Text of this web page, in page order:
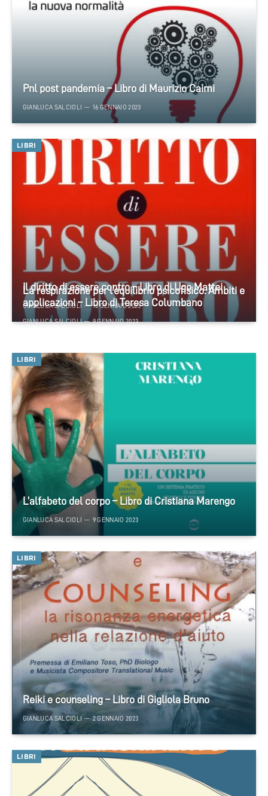
Pnl post pandemia – Libro di Maurizio Caimi
GIANLUCA SALCIOLI 16 GENNAIO 2023
LIBRI
Il diritto di essere contro – Libro di Ugo Mattei
GIANLUCA SALCIOLI 16 GENNAIO 2023
La respirazione per l’equilibrio psicofisico. Ambiti e
applicazioni – Libro di Teresa Columbano
GIANLUCA SALCIOLI 9 GENNAIO 2023
LIBRI
L’alfabeto del corpo – Libro di Cristiana Marengo
GIANLUCA SALCIOLI 9 GENNAIO 2023
LIBRI
Reiki e counseling – Libro di Gigliola Bruno
GIANLUCA SALCIOLI 2 GENNAIO 2023
LIBRI